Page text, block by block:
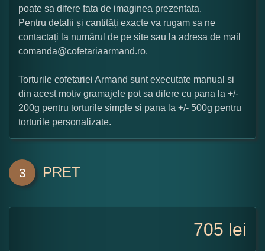
poate sa difere fata de imaginea prezentata.
Pentru detalii și cantități exacte va rugam sa ne
contactați la numărul de pe site sau la adresa de mail
comanda@cofetariaarmand.ro.
Torturile cofetariei Armand sunt executate manual si
din acest motiv gramajele pot sa difere cu pana la +/-
200g pentru torturile simple si pana la +/- 500g pentru
torturile personalizate.
3 PRET
705 lei